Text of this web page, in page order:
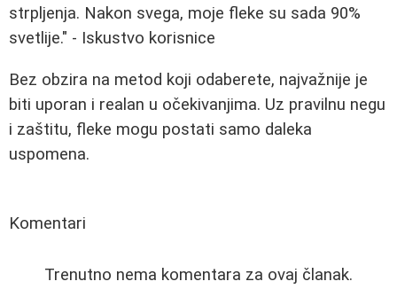
strpljenja. Nakon svega, moje fleke su sada 90%
svetlije." - Iskustvo korisnice
Bez obzira na metod koji odaberete, najvažnije je
biti uporan i realan u očekivanjima. Uz pravilnu negu
i zaštitu, fleke mogu postati samo daleka
uspomena.
Komentari
Trenutno nema komentara za ovaj članak.